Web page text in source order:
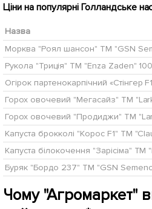
Ціни на популярні Голландське
Назва
Морква "Роял шансон" ТМ "GSN
Рукола "Триція" ТМ "Enza Zaden"
Капуста брокколі "Корос F1" ТМ
Буряк "Бордо 237" ТМ "GSN
Чому "Агромаркет"